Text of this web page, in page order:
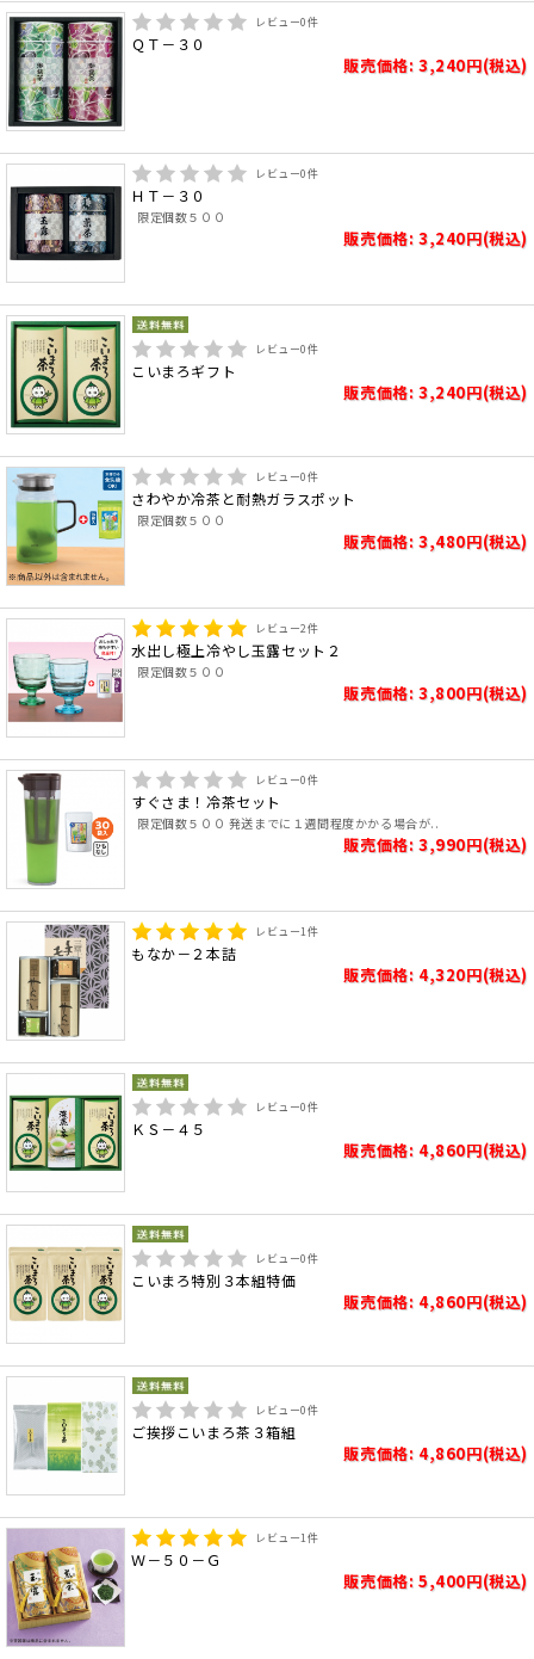
レビュー0件
ＱＴ－３０
販売価格: 3,240円(税込)
レビュー0件
ＨＴ－３０
限定個数５００
販売価格: 3,240円(税込)
レビュー0件
こいまろギフト
販売価格: 3,240円(税込)
レビュー0件
さわやか冷茶と耐熱ガラスポット
限定個数５００
販売価格: 3,480円(税込)
レビュー2件
水出し極上冷やし玉露セット２
限定個数５００
販売価格: 3,800円(税込)
レビュー0件
すぐさま！冷茶セット
限定個数５００ 発送までに１週間程度かかる場合が..
販売価格: 3,990円(税込)
レビュー1件
もなか－２本詰
販売価格: 4,320円(税込)
レビュー0件
ＫＳ－４５
販売価格: 4,860円(税込)
レビュー0件
こいまろ特別３本組特価
販売価格: 4,860円(税込)
レビュー0件
ご挨拶こいまろ茶３箱組
販売価格: 4,860円(税込)
レビュー1件
Ｗ－５０－Ｇ
販売価格: 5,400円(税込)